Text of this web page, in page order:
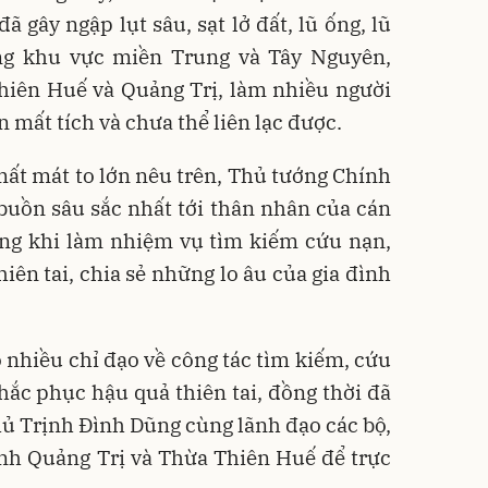
gây ngập lụt sâu, sạt lở đất, lũ ống, lũ
khu vực miền Trung và Tây Nguyên,
Huế và Quảng Trị, làm nhiều người
mất tích và chưa thể liên lạc được.
mát to lớn nêu trên, Thủ tướng Chính
sâu sắc nhất tới thân nhân của cán
khi làm nhiệm vụ tìm kiếm cứu nạn,
tai, chia sẻ những lo âu của gia đình
chỉ đạo về công tác tìm kiếm, cứu
phục hậu quả thiên tai, đồng thời đã
Trịnh Đình Dũng cùng lãnh đạo các bộ,
Quảng Trị và Thừa Thiên Huế để trực